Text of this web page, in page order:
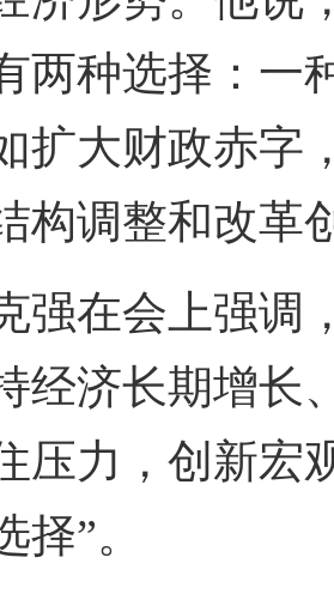
两种选择：一
扩大财政赤字
构调整和改革
强在会上强调
经济长期增长
压力，创新宏
择”。